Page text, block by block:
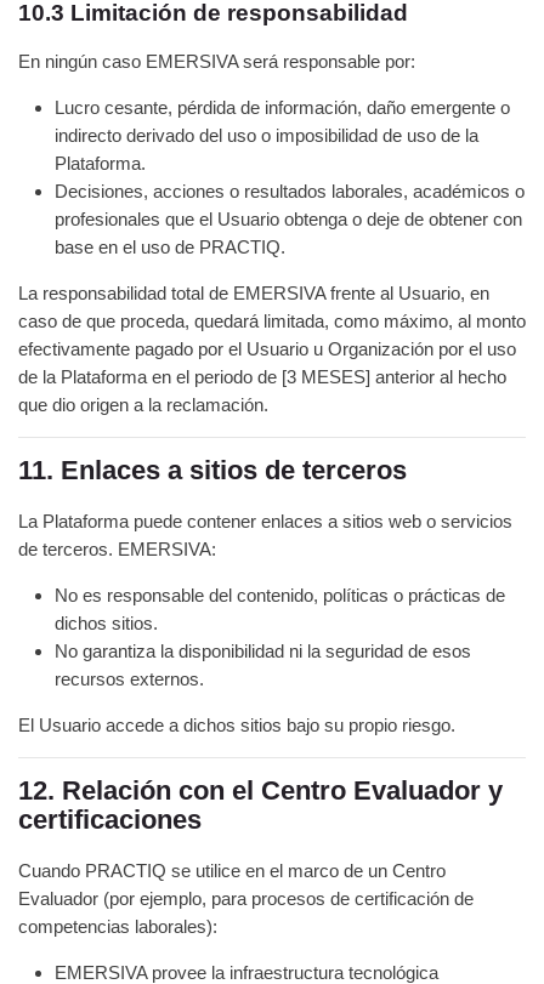
10.3 Limitación de responsabilidad
En ningún caso EMERSIVA será responsable por:
Lucro cesante, pérdida de información, daño emergente o
indirecto derivado del uso o imposibilidad de uso de la
Plataforma.
Decisiones, acciones o resultados laborales, académicos o
profesionales que el Usuario obtenga o deje de obtener con
base en el uso de PRACTIQ.
La responsabilidad total de EMERSIVA frente al Usuario, en
caso de que proceda, quedará limitada, como máximo, al monto
efectivamente pagado por el Usuario u Organización por el uso
de la Plataforma en el periodo de [3 MESES] anterior al hecho
que dio origen a la reclamación.
11. Enlaces a sitios de terceros
La Plataforma puede contener enlaces a sitios web o servicios
de terceros. EMERSIVA:
No es responsable del contenido, políticas o prácticas de
dichos sitios.
No garantiza la disponibilidad ni la seguridad de esos
recursos externos.
El Usuario accede a dichos sitios bajo su propio riesgo.
12. Relación con el Centro Evaluador y
certificaciones
Cuando PRACTIQ se utilice en el marco de un Centro
Evaluador (por ejemplo, para procesos de certificación de
competencias laborales):
EMERSIVA provee la infraestructura tecnológica